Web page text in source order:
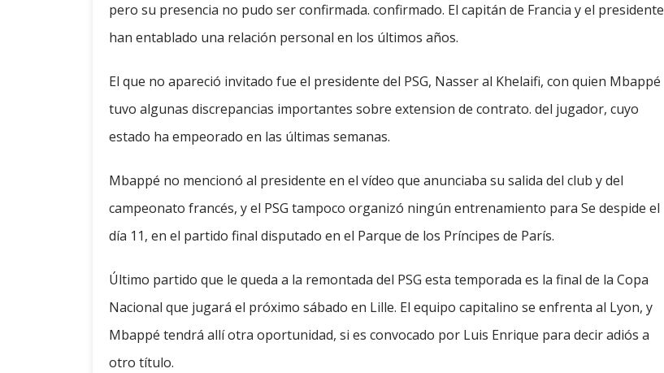
pero su presencia no pudo ser confirmada. confirmado. El capitán de Francia y el presidente
han entablado una relación personal en los últimos años.
El que no apareció invitado fue el presidente del PSG, Nasser al Khelaifi, con quien Mbappé
tuvo algunas discrepancias importantes sobre extension de contrato. del jugador, cuyo
estado ha empeorado en las últimas semanas.
Mbappé no mencionó al presidente en el vídeo que anunciaba su salida del club y del
campeonato francés, y el PSG tampoco organizó ningún entrenamiento para Se despide el
día 11, en el partido final disputado en el Parque de los Príncipes de París.
Último partido que le queda a la remontada del PSG esta temporada es la final de la Copa
Nacional que jugará el próximo sábado en Lille. El equipo capitalino se enfrenta al Lyon, y
Mbappé tendrá allí otra oportunidad, si es convocado por Luis Enrique para decir adiós a
otro título.